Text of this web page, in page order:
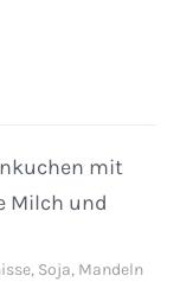
mit
Milch und
Soja, Mandeln